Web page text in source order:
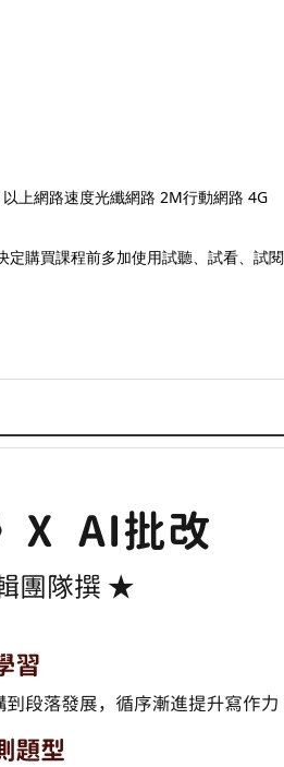
上網路速度光纖網路 2M行動網路 4G
購買課程前多加使用試聽、試看、試